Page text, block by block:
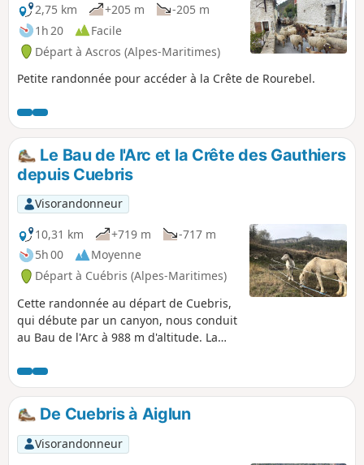
2,75 km
+205 m
-205 m
1h 20
Facile
Départ à Ascros (Alpes-Maritimes)
Petite randonnée pour accéder à la Crête de Rourebel.
Le Bau de l'Arc et la Crête des Gauthiers
depuis Cuebris
Visorandonneur
10,31 km
+719 m
-717 m
5h 00
Moyenne
Départ à Cuébris (Alpes-Maritimes)
Cette randonnée au départ de Cuebris,
qui débute par un canyon, nous conduit
au Bau de l'Arc à 988 m d'altitude. La
Gauthiers rendra atypique cette très
belle journée.
De Cuebris à Aiglun
Visorandonneur